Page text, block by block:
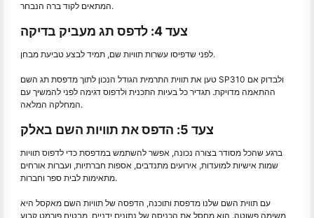
המתאים לקוד ברה הנבחר.
צעד 4: לדפס תג מעביק בדיקה
לפני שדפיסו עשרות תוויות שם, תמיד לבצע טביעת מבחן.
טען את תווית התרמית הגודל הנכון לתוך מדפסת תג השם SP310 ולבדוק אם
ההתאמה מדויקת. תגדיר כל בעיות התכנית ולדפוס דגימה לפני להמשיך עם
המחלקה המלאה.
צעד 5: הדפס את תוויות השם באלק
ברגע שהכל מסודר בצורה נכונה, אפשר להשתמש במדפסת כדי לדפוס תוויות
שמות אישיות למועדות, אירועים מתנדבים, אספות חברתיות, ועברות אורחים
מתאימות לבית ספר וחברות.
עם תווית השם שלנו מדפסת ותוכנה, הדפסה של תוויות השם מאקסל היא
משימה פשוטה. הוא מחסל את הכניסה של נתונים ידניים, מבטיח פורמט קבוע